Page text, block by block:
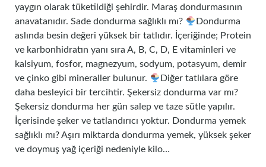
yaygın olarak tüketildiği şehirdir. Maraş dondurmasının
anavatanıdır. Sade dondurma sağlıklı mı?
Dondurma
aslında besin değeri yüksek bir tatlıdır. İçeriğinde; Protein
ve karbonhidratın yanı sıra A, B, C, D, E vitaminleri ve
kalsiyum, fosfor, magnezyum, sodyum, potasyum, demir
ve çinko gibi mineraller bulunur.
Diğer tatlılara göre
daha besleyici bir tercihtir. Şekersiz dondurma var mı?
Şekersiz dondurma her gün salep ve taze sütle yapılır.
İçerisinde şeker ve tatlandırıcı yoktur. Dondurma yemek
sağlıklı mı? Aşırı miktarda dondurma yemek, yüksek şeker
ve doymuş yağ içeriği nedeniyle kilo…